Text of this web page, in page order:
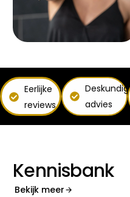
Eerlijke
reviews
Deskundig
advies
Kennisbank
Bekijk meer